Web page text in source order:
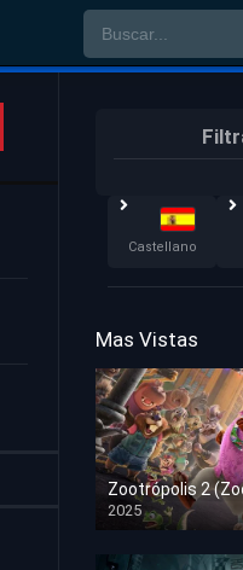
Castellano
Mas Vistas
Zootrópolis 2
2025
HD 1080p